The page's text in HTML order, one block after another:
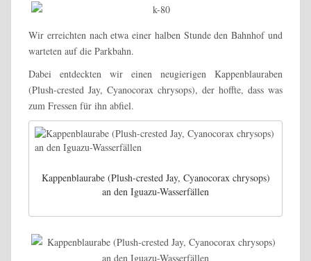
Wir erreichten nach etwa einer halben Stunde den Bahnhof und
warteten auf die Parkbahn.
Dabei entdeckten wir einen neugierigen Kappenblauraben
(Plush-crested Jay, Cyanocorax chrysops), der hoffte, dass was
zum Fressen für ihn abfiel.
Kappenblaurabe (Plush-crested Jay, Cyanocorax chrysops)
an den Iguazu-Wasserfällen